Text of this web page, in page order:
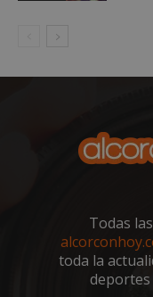
Todas
toda la
deportes